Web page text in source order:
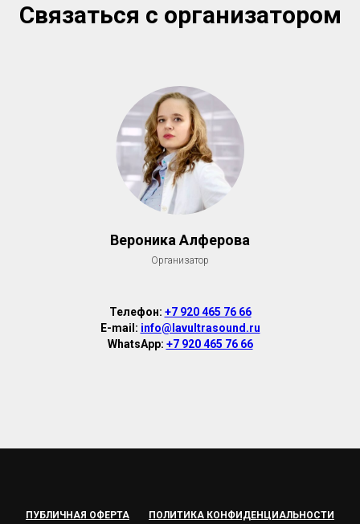
Связаться с организатором
Вероника Алферова
Организатор
Телефон: +7 920 465 76 66
E-mail: info@lavultrasound.ru
WhatsApp: +7 920 465 76 66
ПУБЛИЧНАЯ ОФЕРТА ПОЛИТИКА КОНФИДЕНЦИАЛЬНОСТИ